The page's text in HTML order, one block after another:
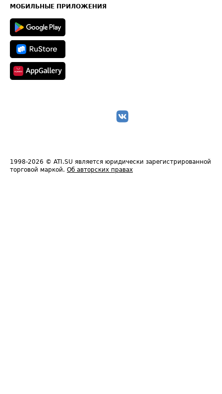
Техническая информация
МОБИЛЬНЫЕ ПРИЛОЖЕНИЯ
1998-2026 © ATI.SU является юридически зарегистрированной
торговой маркой. Об авторских правах